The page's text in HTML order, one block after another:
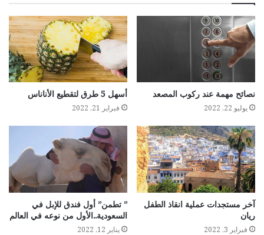
نصائح مهمة عند ركوب المصعد
يوليو 22, 2022
أسهل 5 طرق لتقطيع الأناناس
فبراير 21, 2022
آخر مستجدات عملية انقاذ الطفل
ريان
فبراير 3, 2022
” تطمن” أول فندق للإبل في
السعودية..الأول من نوعه في العالم
يناير 12, 2022